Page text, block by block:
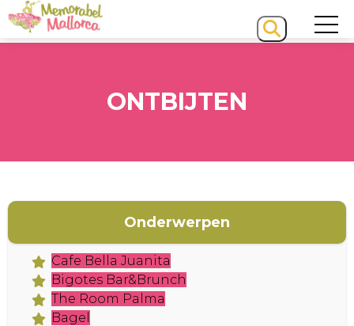
ONTBIJTEN
Onderwerpen
Cafe Bella Juanita
Bigotes Bar&Brunch
The Room Palma
Bagel